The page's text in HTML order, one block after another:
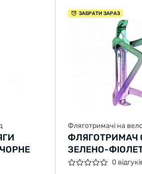
ЧОРНЕ
ЗАБРАТИ ЗАРАЗ
Фляготримачі на
ФЛЯГОТРИМАЧ
ЗЕЛЕНО-
0